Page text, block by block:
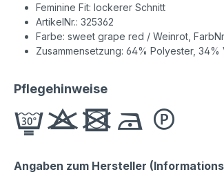
Feminine Fit: lockerer Schnitt
ArtikelNr.: 325362
Farbe: sweet grape red / Weinrot,
Zusammensetzung: 64% Polyester, 34%
Pflegehinweise
Angaben zum Hersteller